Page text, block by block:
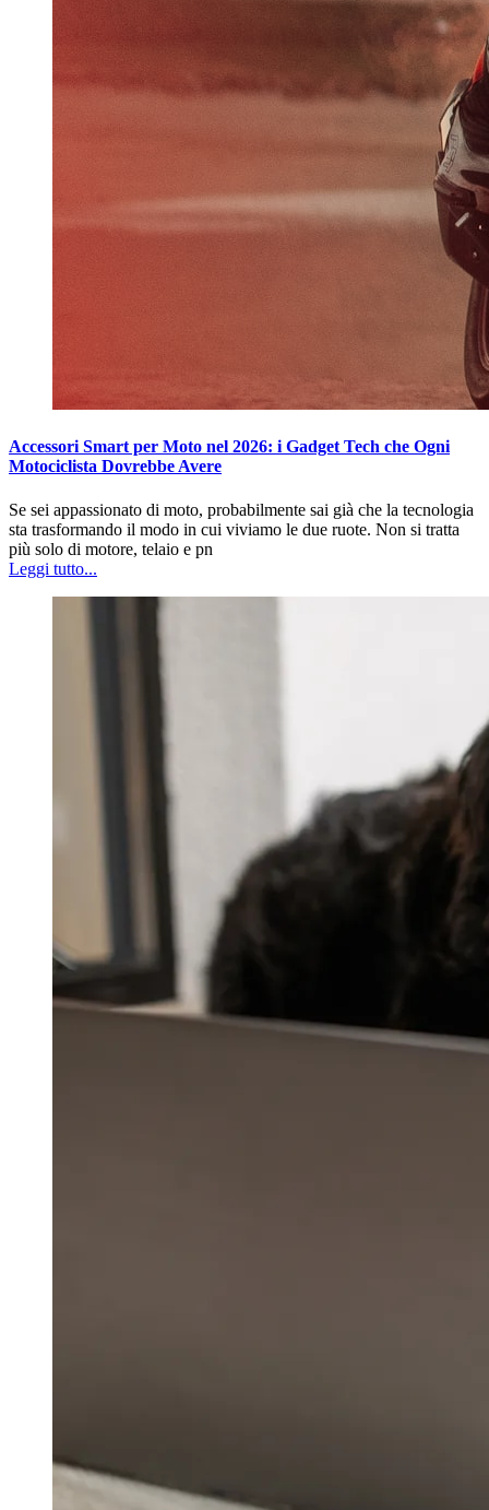
Accessori Smart per Moto nel 2026: i Gadget Tech che Ogni
Motociclista Dovrebbe Avere
Se sei appassionato di moto, probabilmente sai già che la tecnologia
sta trasformando il modo in cui viviamo le due ruote. Non si tratta
più solo di motore, telaio e pn
Leggi tutto...